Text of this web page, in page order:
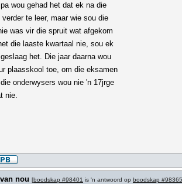
wou gehad het dat ek na die
te leer, maar wie sou die
was vir die spruit wat afgekom
die laaste kwartaal nie, sou ek
het. Die jaar daarna wou
plaasskool toe, om die eksamen
onderwysers wou nie 'n 17jrge
nie.
nou [boodskap #98401 is 'n antwoord op boodskap #98365